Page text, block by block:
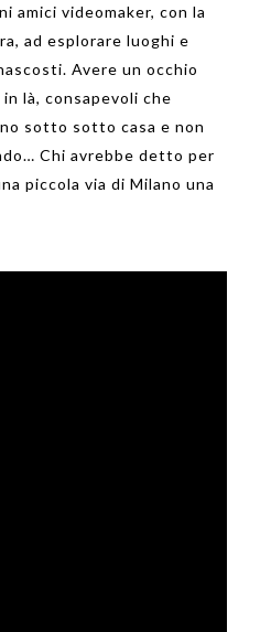
amici videomaker, con la
ad esplorare luoghi e
Avere un occhio
là, consapevoli che
sotto sotto casa e non
Chi avrebbe detto per
piccola via di Milano una